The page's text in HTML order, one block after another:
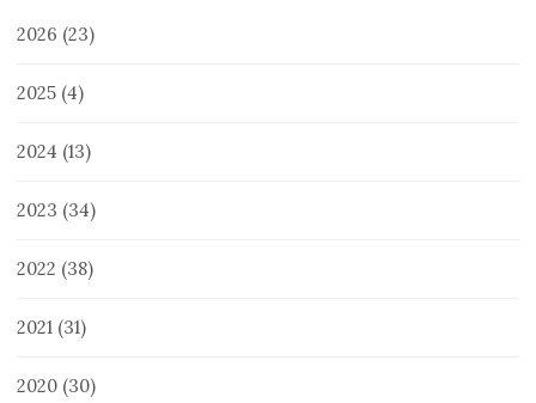
2026 (23)
2025 (4)
2024 (13)
2023 (34)
2022 (38)
2021 (31)
2020 (30)